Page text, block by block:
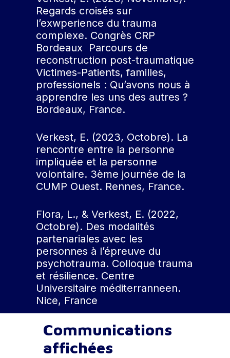
Regards croisés sur
l’exwperience du trauma
complexe. Congrès CRP
Bordeaux Parcours de
reconstruction post-traumatique
Victimes-Patients, familles,
professionels : Qu’avons nous à
apprendre les uns des autres ?
Bordeaux, France.
Verkest, E. (2023, Octobre). La
rencontre entre la personne
impliquée et la personne
volontaire. 3ème journée de la
CUMP Ouest. Rennes, France.
Flora, L., & Verkest, E. (2022,
Octobre). Des modalités
partenariales avec les
personnes à l’épreuve du
psychotrauma. Colloque trauma
et résilience. Centre
Universitaire méditerranneen.
Nice, France
Communications
affichées